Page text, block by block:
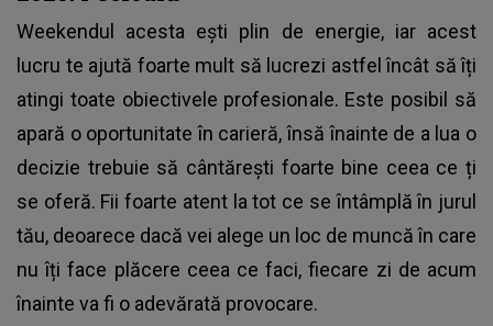
Weekendul acesta ești plin de energie, iar acest
lucru te ajută foarte mult să lucrezi astfel încât să îți
atingi toate obiectivele profesionale. Este posibil să
apară o oportunitate în carieră, însă înainte de a lua o
decizie trebuie să cântărești foarte bine ceea ce ți
se oferă. Fii foarte atent la tot ce se întâmplă în jurul
tău, deoarece dacă vei alege un loc de muncă în care
nu îți face plăcere ceea ce faci, fiecare zi de acum
înainte va fi o adevărată provocare.